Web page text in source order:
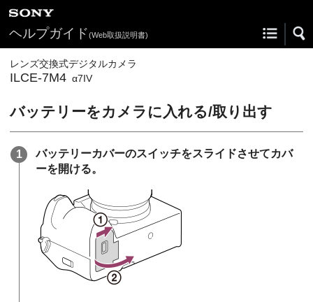
ヘルプガイド(Web取扱説明書)
レンズ交換式デジタルカメラ
ILCE-7M4 α7IV
バッテリーをカメラに入れる/取り出す
バッテリーカバーのスイッチをスライドさせてカバ
ーを開ける。